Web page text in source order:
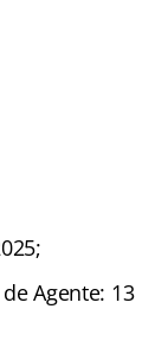
Agente: 13